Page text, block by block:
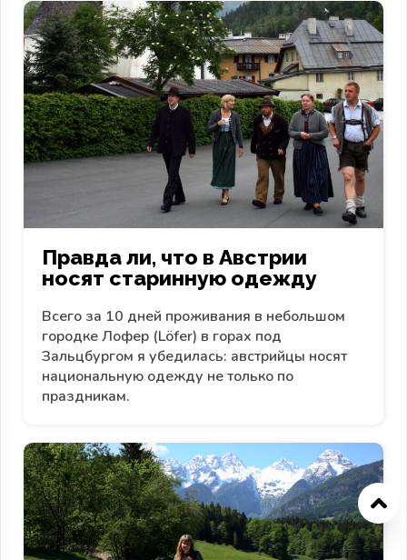
Правда ли, что в Австрии
носят старинную одежду
Всего за 10 дней проживания в небольшом
городке Лофер (Löfer) в горах под
Зальцбургом я убедилась: австрийцы носят
национальную одежду не только по
праздникам.